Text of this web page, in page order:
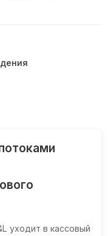
уходит в кассовый